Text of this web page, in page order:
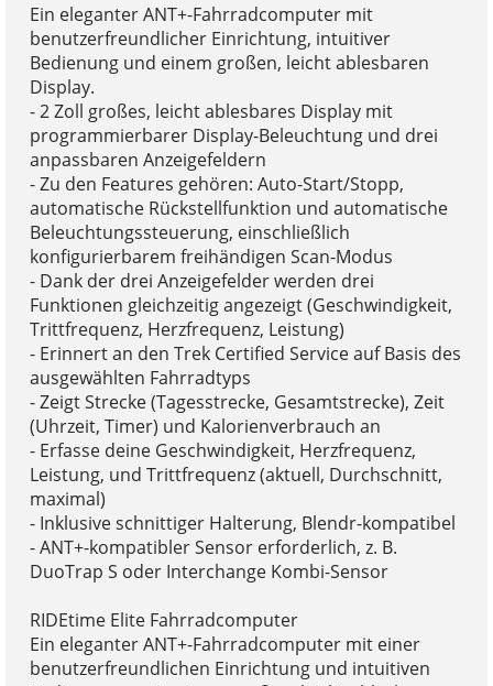
Ein eleganter ANT+-Fahrradcomputer mit
benutzerfreundlicher Einrichtung, intuitiver
Bedienung und einem großen, leicht ablesbaren
Display.
- 2 Zoll großes, leicht ablesbares Display mit
programmierbarer Display-Beleuchtung und drei
anpassbaren Anzeigefeldern
- Zu den Features gehören: Auto-Start/Stopp,
automatische Rückstellfunktion und automatische
Beleuchtungssteuerung, einschließlich
konfigurierbarem freihändigen Scan-Modus
- Dank der drei Anzeigefelder werden drei
Funktionen gleichzeitig angezeigt (Geschwindigkeit,
Trittfrequenz, Herzfrequenz, Leistung)
- Erinnert an den Trek Certified Service auf Basis des
ausgewählten Fahrradtyps
- Zeigt Strecke (Tagesstrecke, Gesamtstrecke), Zeit
(Uhrzeit, Timer) und Kalorienverbrauch an
- Erfasse deine Geschwindigkeit, Herzfrequenz,
Leistung, und Trittfrequenz (aktuell, Durchschnitt,
maximal)
- Inklusive schnittiger Halterung, Blendr-kompatibel
- ANT+-kompatibler Sensor erforderlich, z. B.
DuoTrap S oder Interchange Kombi-Sensor
RIDEtime Elite Fahrradcomputer
Ein eleganter ANT+-Fahrradcomputer mit einer
benutzerfreundlichen Einrichtung und intuitiven